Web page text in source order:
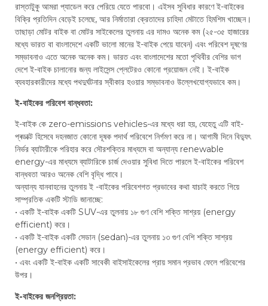
রাস্তাটুকু আমরা প্যাডেল করে পেরিয়ে যেতে পারবো। এইসব সুবিধার কারণে ই-বাইকের
বিক্রি প্রতিদিন বেড়েই চলেছে, আর নির্মাতারা ক্রেতাদের চাহিদা মেটাতে হিমশিম খাচ্ছেন।
তাছাড়া মোটর বাইক বা মোটর সাইকেলের তুলনায় এর দামও অনেক কম (২৫-৩৫ হাজারের
মধ্যে ভারত বা বাংলাদেশে একটি ভালো মানের ই-বাইক পেয়ে যাবেন) এবং পরিবেশ দূষণের
সম্ভাবনাও এতে অনেক অনেক কম। ভারত এবং বাংলাদেশের মতো পৃথিবীর বেশির ভাগ
দেশে ই-বাইক চালানোর জন্য লাইসেন্স প্লেটেরও কোনো প্রয়োজন নেই। ই-বাইক
ব্যবহারকারীদের মধ্যে পথদুর্ঘটনার স্বীকার হওয়ার সম্ভাবনাও উল্লেখযোগ্যভাবে কম।
ই-বাইকের পরিবেশ বান্ধবতা:
ই-বাইক কে zero-emissions vehicles-এর মধ্যে ধরা হয়, যেহেতু এটি বাই-
প্ৰডাক্ট হিসেবে দহনজাত কোনো দূষক পদার্থ পরিবেশে নির্গমণ করে না। আগামী দিনে বিদ্যুৎ
নির্ভর ব্যাটারীকে পরিহার করে সৌরশক্তির মাধ্যমে বা অন্যান্য renewable
energy-এর মাধ্যমে ব্যাটারিকে চার্জ দেওয়ার সুবিধা দিতে পারলে ই-বাইকের পরিবেশ
বান্ধবতা আরও অনেক বেশি বৃদ্ধি পাবে।
অন্যান্য যানবাহনের তুলনায় ই -বাইকের পরিবেশগত প্রভাবের কথা যাচাই করতে গিয়ে
সাম্প্রতিক একটি স্টাডি জানাচ্ছে:
• একটি ই-বাইক একটি SUV-এর তুলনায় ১৮ গুণ বেশি শক্তি সাশ্রয় (energy
efficient) করে।
• একটি ই-বাইক একটি সেডান (sedan)-এর তুলনায় ১৩ গুণ বেশি শক্তি সাশ্রয়
(energy efficient) করে।
• এবং একটি ই-বাইক একটি সাবেকী বাইসাইকেলের প্রায় সমান প্রভাব ফেলে পরিবেশের
উপর।
ই-বাইকের জনপ্রিয়তা: